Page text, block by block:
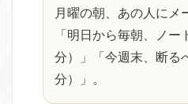
月曜の朝、あの人にメ
「明日から毎朝、ノー
分）」「今週末、断る
分）」。